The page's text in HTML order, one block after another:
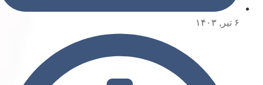
۶ تیر, ۱۴۰۳